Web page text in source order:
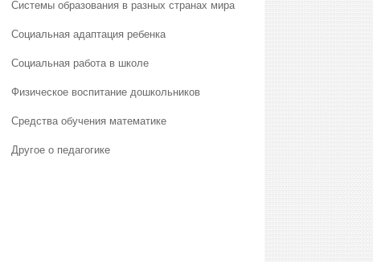
Системы образования в разных странах мира
Социальная адаптация ребенка
Социальная работа в школе
Физическое воспитание дошкольников
Средства обучения математике
Другое о педагогике